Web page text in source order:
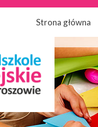
Strona główna